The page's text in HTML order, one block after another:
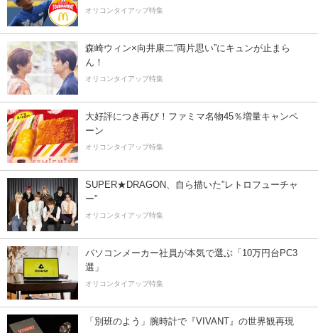
オリコンタイアップ特集
森崎ウィン×向井康二“両片思い”にキュンが止まら
ん！
オリコンタイアップ特集
大好評につき再び！ファミマ名物45％増量キャンペ
ーン
オリコンタイアップ特集
SUPER★DRAGON、自ら描いた”レトロフューチャ
ー”
オリコンタイアップ特集
パソコンメーカー社員が本気で選ぶ「10万円台PC3
選」
オリコンタイアップ特集
「別班のよう」腕時計で『VIVANT』の世界観再現